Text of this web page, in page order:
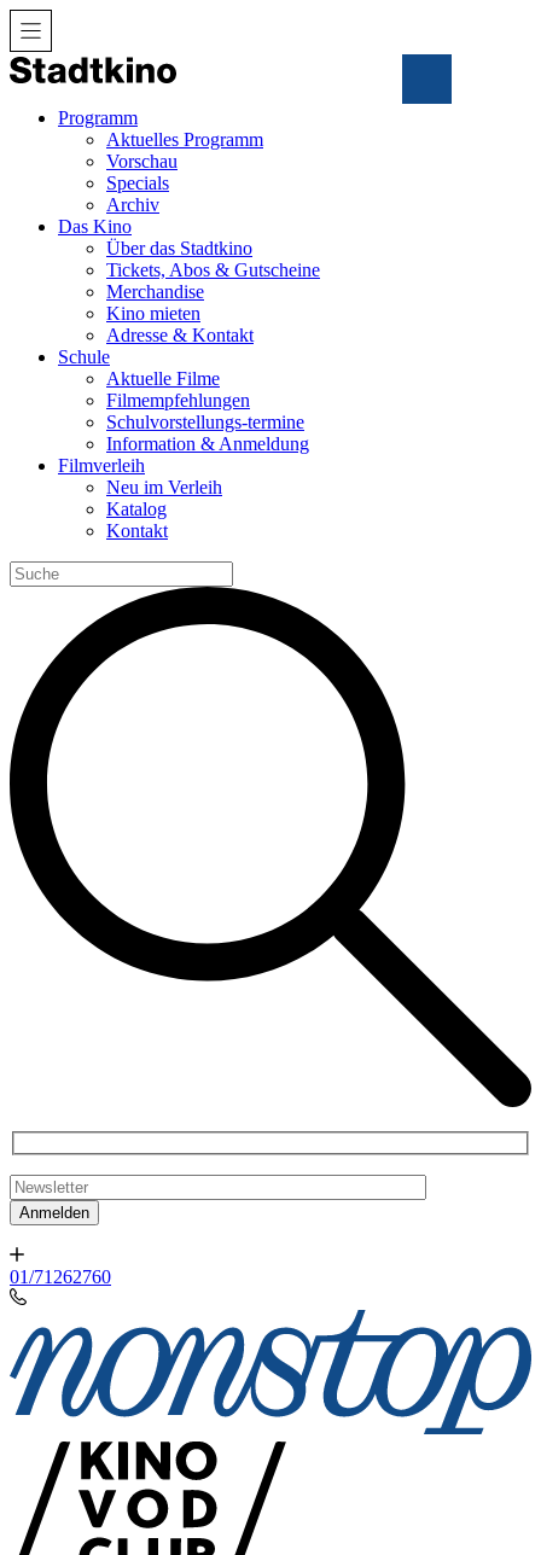
Zum
Inhalt
Programm
Aktuelles Programm
Vorschau
Specials
Archiv
Das Kino
Über das Stadtkino
Tickets, Abos & Gutscheine
Merchandise
Kino mieten
Adresse & Kontakt
Schule
Aktuelle Filme
Filmempfehlungen
Schulvorstellungs-termine
Information & Anmeldung
Filmverleih
Neu im Verleih
Katalog
Kontakt
Search
for:
01/71262760